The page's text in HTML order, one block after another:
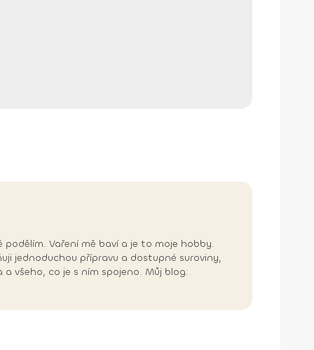
Vaření mě baví a je to moje hobby.
jednoduchou přípravu a dostupné suroviny,
všeho, co je s ním spojeno. Můj blog: